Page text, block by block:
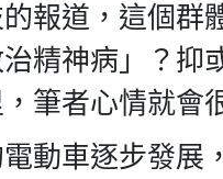
報道，這個群
精神病」？抑
筆者心情就會
動車逐步發展